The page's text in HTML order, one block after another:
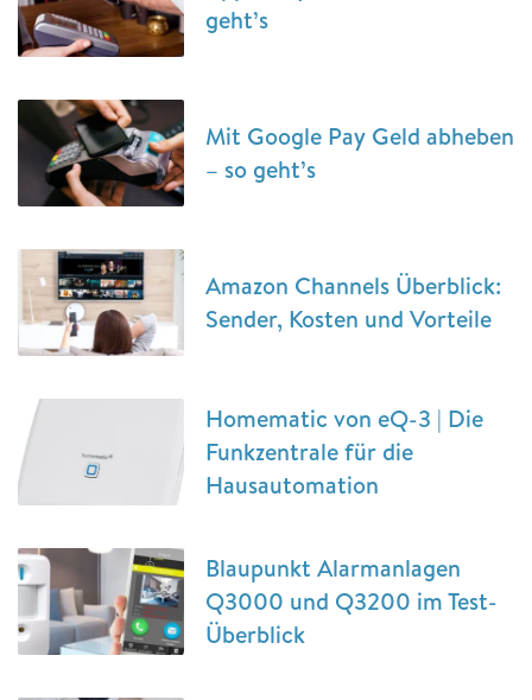
geht’s
Mit Google Pay Geld abheben
– so geht’s
Amazon Channels Überblick:
Sender, Kosten und Vorteile
Homematic von eQ-3 | Die
Funkzentrale für die
Hausautomation
Blaupunkt Alarmanlagen
Q3000 und Q3200 im Test-
Überblick